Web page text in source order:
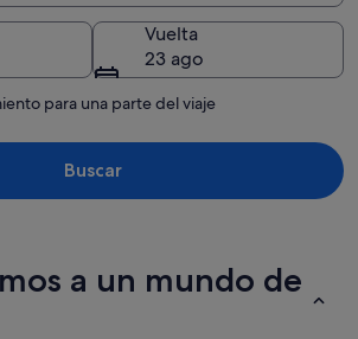
Vuelta
23 ago
para una parte del viaje
Buscar
a un mundo de